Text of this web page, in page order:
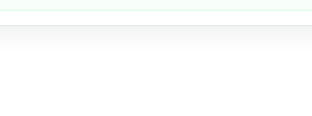
察を行っており、地域の方々からの信頼も厚いのが特徴。チーム一丸
があります。